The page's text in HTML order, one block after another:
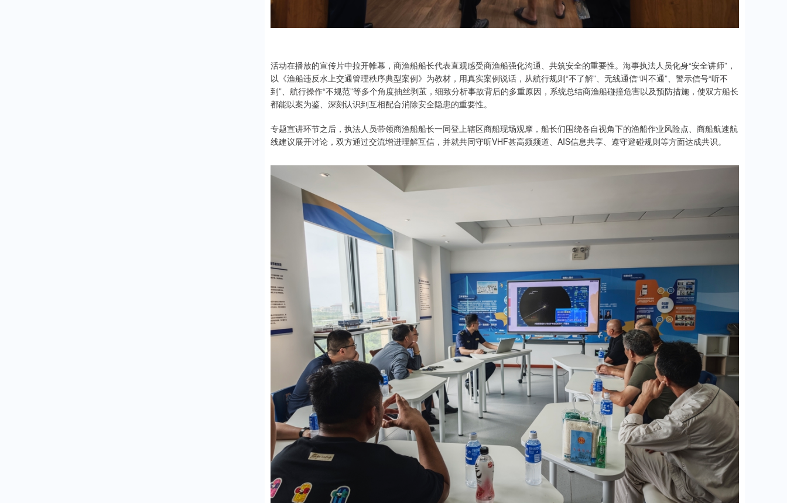
活动在播放的宣传片中拉开帷幕，商渔船船长代表直观感受商渔船强化沟通、共筑安全的重要性。海事执法人员化身“安全讲师”，
以《渔船违反水上交通管理秩序典型案例》为教材，用真实案例说话，从航行规则“不了解”、无线通信“叫不通”、警示信号“听不
到”、航行操作“不规范”等多个角度抽丝剥茧，细致分析事故背后的多重原因，系统总结商渔船碰撞危害以及预防措施，使双方船长
都能以案为鉴、深刻认识到互相配合消除安全隐患的重要性。
专题宣讲环节之后，执法人员带领商渔船船长一同登上辖区商船现场观摩，船长们围绕各自视角下的渔船作业风险点、商船航速航
线建议展开讨论，双方通过交流增进理解互信，并就共同守听VHF甚高频频道、AIS信息共享、遵守避碰规则等方面达成共识。